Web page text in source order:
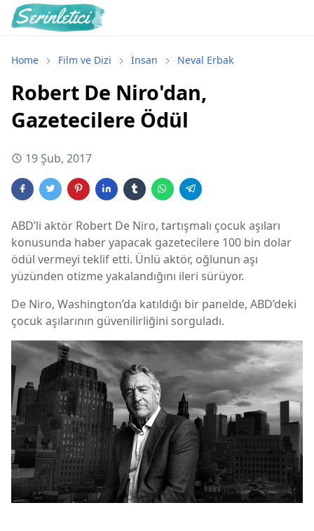
Home Film ve Dizi İnsan Neval Erbak
Robert De Niro'dan,
Gazetecilere Ödül
19 Şub, 2017
ABD’li aktör Robert De Niro, tartışmalı çocuk aşıları
konusunda haber yapacak gazetecilere 100 bin dolar
ödül vermeyi teklif etti. Ünlü aktör, oğlunun aşı
yüzünden otizme yakalandığını ileri sürüyor.
De Niro, Washington’da katıldığı bir panelde, ABD’deki
çocuk aşılarının güvenilirliğini sorguladı.